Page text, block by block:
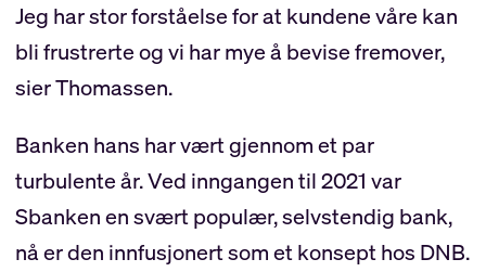
Jeg har stor forståelse for at kundene våre kan
bli frustrerte og vi har mye å bevise fremover,
sier Thomassen.
Banken hans har vært gjennom et par
turbulente år. Ved inngangen til 2021 var
Sbanken en svært populær, selvstendig bank,
nå er den innfusjonert som et konsept hos DNB.